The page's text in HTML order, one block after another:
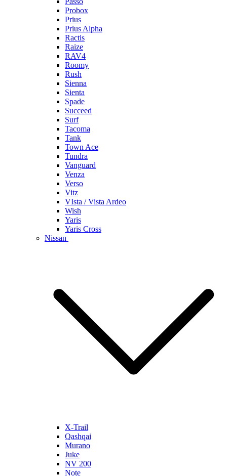
Probox
Prius
Prius Alpha
Ractis
Raize
RAV4
Roomy
Rush
Sienna
Sienta
Spade
Succeed
Surf
Tacoma
Tank
Town Ace
Tundra
Vanguard
Venza
Verso
Vitz
VIsta / Vista Ardeo
Wish
Yaris
Yaris Cross
Nissan
X-Trail
Qashqai
Murano
Juke
NV 200
Note